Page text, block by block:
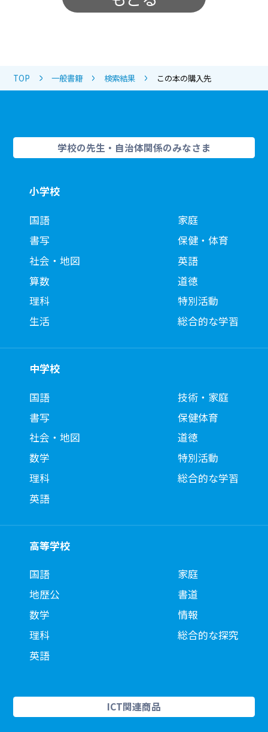
TOP 一般書籍 検索結果 この本の購入先
学校の先生・自治体関係のみなさま
小学校
国語
書写
社会・地図
算数
理科
生活
家庭
保健・体育
英語
道徳
特別活動
総合的な学習
中学校
国語
書写
社会・地図
数学
理科
英語
技術・家庭
保健体育
道徳
特別活動
総合的な学習
高等学校
国語
地歴公
数学
理科
英語
家庭
書道
情報
総合的な探究
ICT関連商品